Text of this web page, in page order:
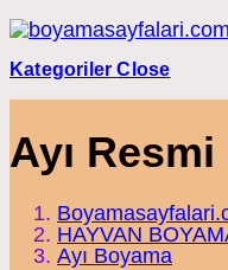
Skip
to
content
Kategoriler Close
Ayı
HAYVAN
Ayı Boyama